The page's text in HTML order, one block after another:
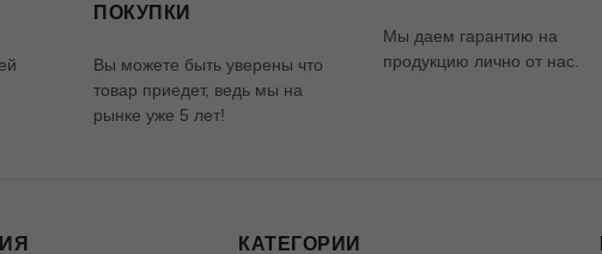
ПОКУПКИ
Вы можете быть уверены что
товар приедет, ведь мы на
рынке уже 5 лет!
Мы даем гарантию на
продукцию лично от нас.
КАТЕГОРИИ